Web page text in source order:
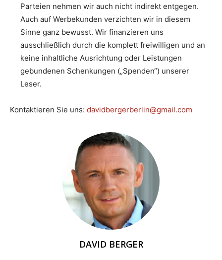
Parteien nehmen wir auch nicht indirekt entgegen.
Auch auf Werbekunden verzichten wir in diesem
Sinne ganz bewusst. Wir finanzieren uns
ausschließlich durch die komplett freiwilligen und an
keine inhaltliche Ausrichtung oder Leistungen
gebundenen Schenkungen („Spenden“) unserer
Leser.
Kontaktieren Sie uns: davidbergerberlin@gmail.com
DAVID BERGER